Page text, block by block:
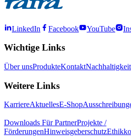
LinkedIn Facebook YouTube
Wichtige Links
Über unsProdukteKontaktNachhaltigkeit
Weitere Links
KarriereAktuellesE-Shop
Downloads Für PartnerProjekte /
FörderungenHinweisgeberschutz